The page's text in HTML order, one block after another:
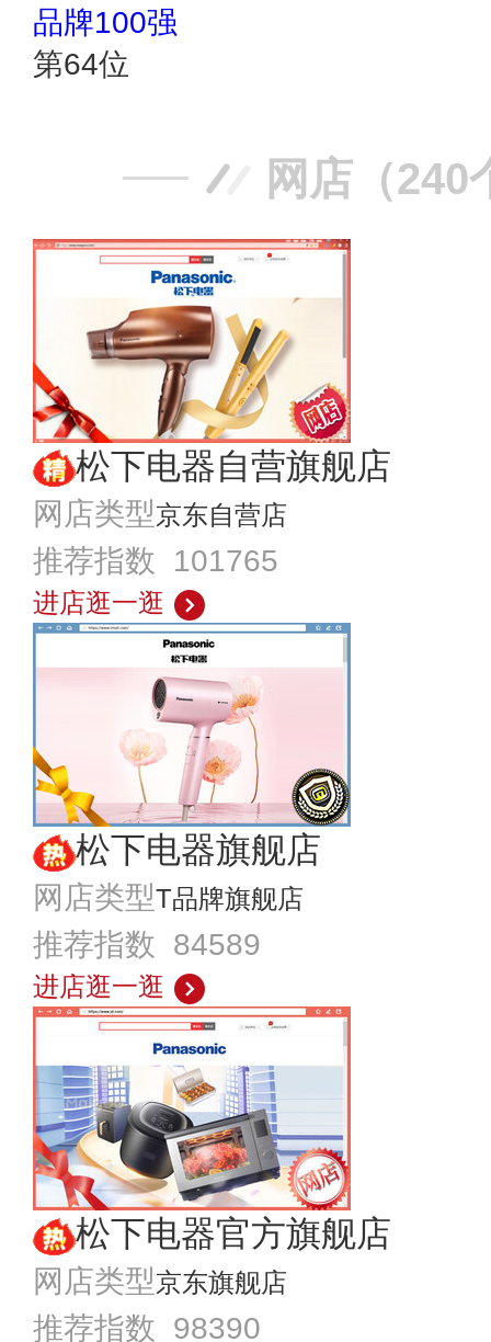
品牌100强
第64位
网店（240
松下电器自营旗舰店
网店类型京东自营店
推荐指数 101765
进店逛一逛
松下电器旗舰店
网店类型T品牌旗舰店
推荐指数 84589
进店逛一逛
松下电器官方旗舰店
网店类型京东旗舰店
推荐指数 98390